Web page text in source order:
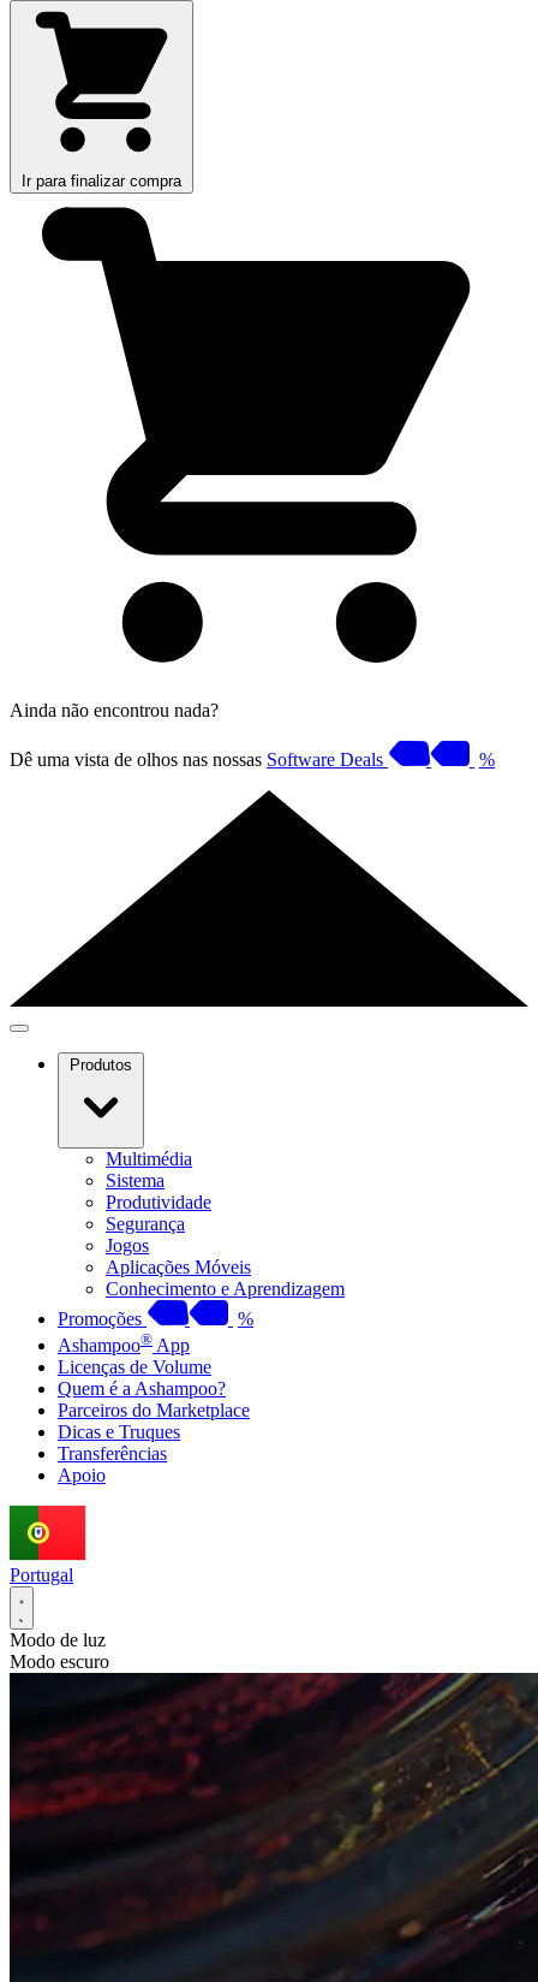
Ir para finalizar compra
Ainda não encontrou nada?
Dê uma vista de olhos nas nossas Software Deals %
Produtos
Multimédia
Sistema
Produtividade
Segurança
Jogos
Aplicações Móveis
Conhecimento e Aprendizagem
Promoções
%
Ashampoo® App
Licenças de Volume
Quem é a Ashampoo?
Parceiros do Marketplace
Dicas e Truques
Transferências
Apoio
Portugal
Modo de luz
Modo escuro